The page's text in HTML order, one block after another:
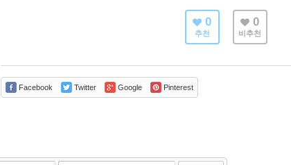
0
추천
0
비추천
Facebook Twitter Google Pinterest